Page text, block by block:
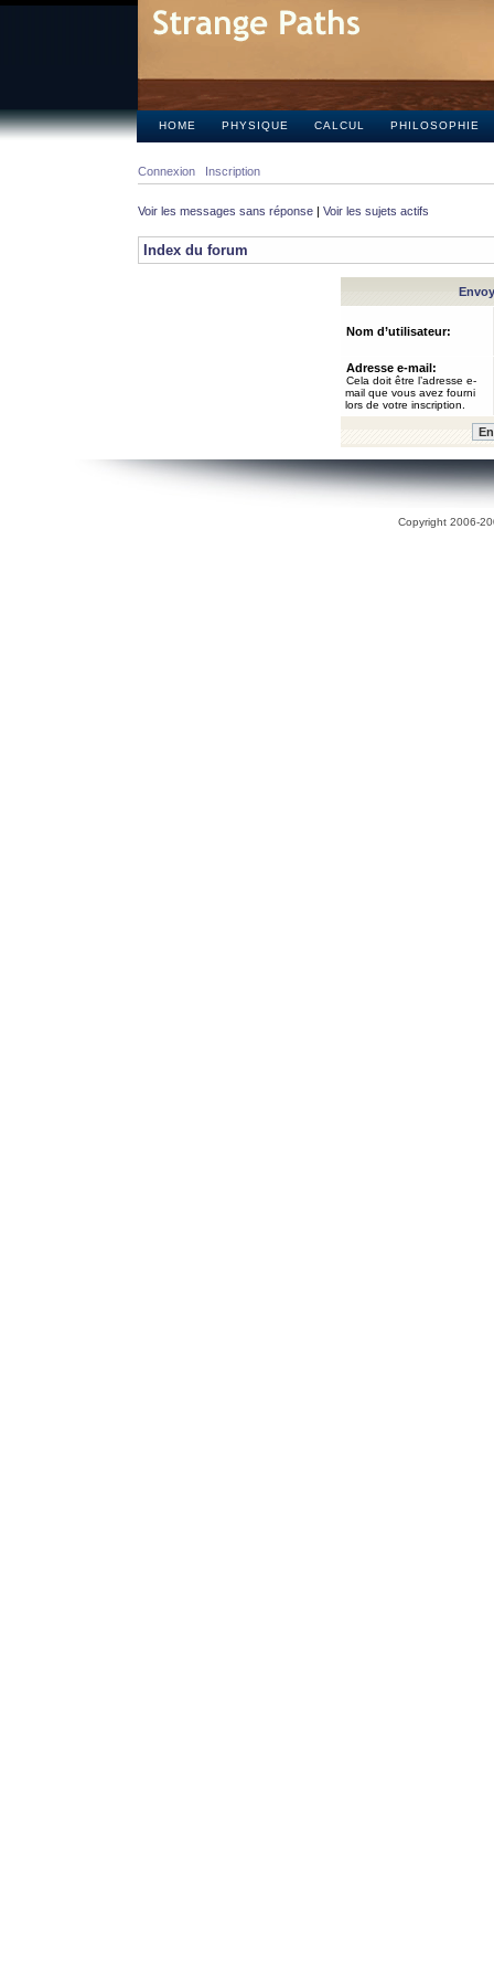
HOME PHYSIQUE CALCUL PHILOSOPHIE
Connexion Inscription
Voir les messages sans réponse | Voir les sujets actifs
Index du forum
Nom d’utilisateur:
Adresse e-mail:
Cela doit être l’adresse e-
mail que vous avez fourni
lors de votre inscription.
Copyright 2006-